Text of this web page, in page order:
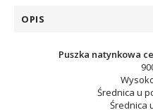
OPIS
Puszka natynkowa
Średnica u
Średnica